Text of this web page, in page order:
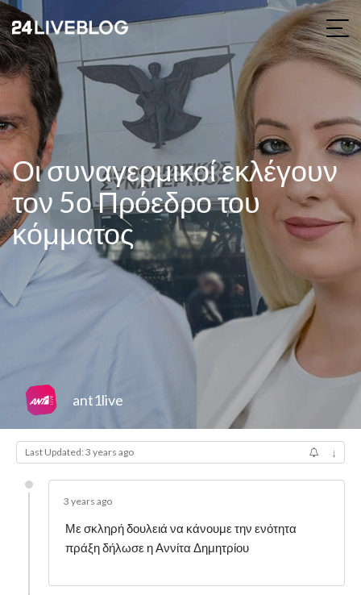
Οι συναγερμικοί εκλέγουν
τον 5ο Πρόεδρο του
κόμματος
ant1live
Last Updated: 3 years ago ↓
3 years ago
Με σκληρή δουλειά να κάνουμε την ενότητα
πράξη δήλωσε η Αννίτα Δημητρίου